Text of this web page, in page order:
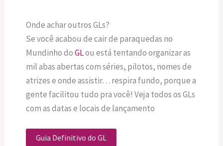
Onde achar outros GLs?
Se você acabou de cair de paraquedas no
Mundinho doGLou está tentando organizar as
mil abas abertas com séries, pilotos, nomes de
atrizes e onde assistir… respira fundo, porque a
gente facilitou tudo pra você! Veja todos os GLs
com as datas e locais de lançamento
Guia Definitivo do GL